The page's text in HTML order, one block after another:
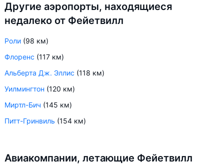
Другие аэропорты, находящиеся
недалеко от Фейетвилл
Роли (98 км)
Флоренс (117 км)
Альберта Дж. Эллис (118 км)
Уилмингтон (120 км)
Миртл-Бич (145 км)
Питт-Гринвиль (154 км)
Авиакомпании, летающие Фейетвилл